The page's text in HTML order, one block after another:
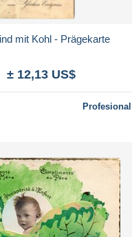
mit Kohl - Prägekarte
± 12,13 US$
Profesional